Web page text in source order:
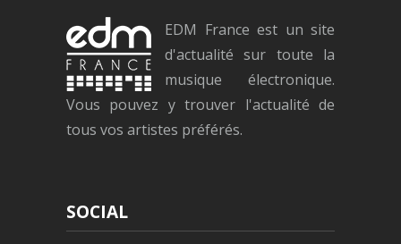
EDM France est un site
d'actualité sur toute la
musique électronique.
Vous pouvez y trouver l'actualité de
tous vos artistes préférés.
SOCIAL